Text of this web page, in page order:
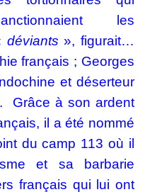
les
déviants », figurait…
français ; Georges
et déserteur
Grâce à son ardent
il a été nommé
du camp 113 où il
et sa barbarie
français qui lui ont